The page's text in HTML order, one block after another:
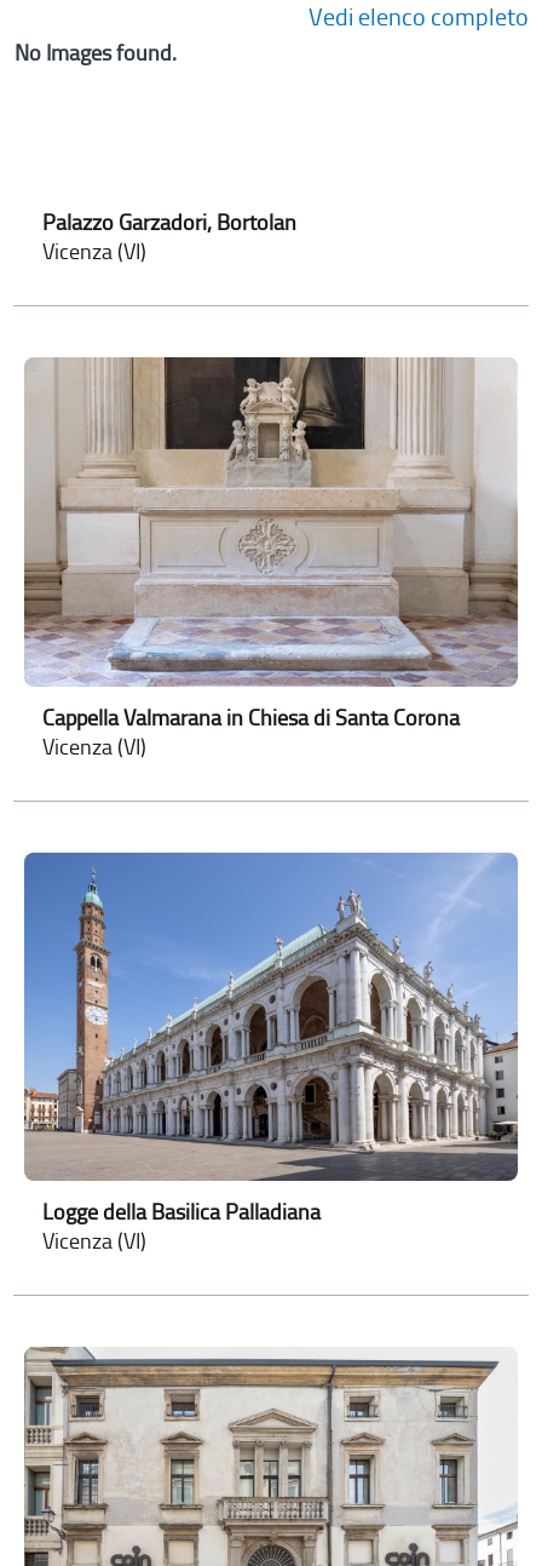
Vedi elenco completo
No Images found.
Palazzo Garzadori, Bortolan
Vicenza (VI)
Cappella Valmarana in Chiesa di Santa Corona
Vicenza (VI)
Logge della Basilica Palladiana
Vicenza (VI)